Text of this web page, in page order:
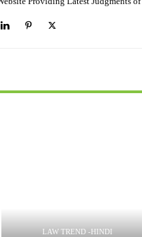
LAW TREND -HINDI